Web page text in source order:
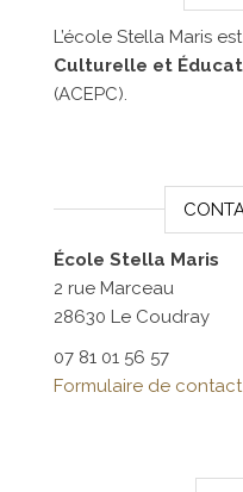
L’école Stella Maris
Culturelle et
(ACEPC).
École Stella Maris
2 rue Marceau
28630 Le Coudray
07 81 01 56 57
Formulaire de contact